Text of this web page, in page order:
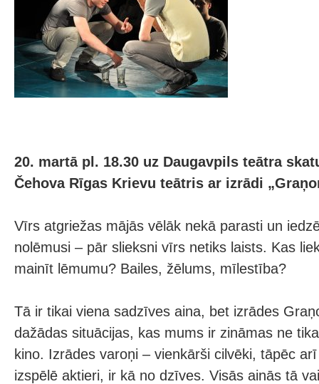
20. martā pl. 18.30 uz Daugavpils teātra
Čehova Rīgas Krievu teātris ar izrādi
Vīrs atgriežas mājās vēlāk nekā parasti un
nolēmusi – pār slieksni vīrs netiks laists. Kas
mainīt lēmumu? Bailes, žēlums, mīlestība?
Tā ir tikai viena sadzīves aina, bet izrādes
dažādas situācijas, kas mums ir zināmas ne
kino. Izrādes varoņi – vienkārši cilvēki, tāpēc
izspēlē aktieri, ir kā no dzīves. Visās ainās tā